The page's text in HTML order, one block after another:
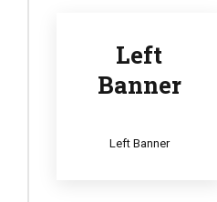
Left
Banner
Left Banner